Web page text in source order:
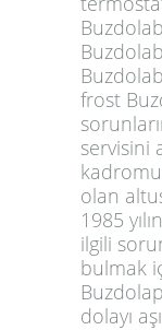
frost
servisini
olan
1985
ilgili
bulmak
dolayı